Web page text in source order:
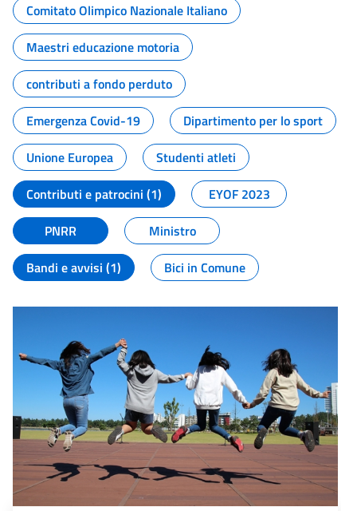
Comitato Olimpico Nazionale Italiano
Maestri educazione motoria
contributi a fondo perduto
Emergenza Covid-19
Dipartimento per lo sport
Unione Europea
Studenti atleti
Contributi e patrocini (1)
EYOF 2023
PNRR
Ministro
Bandi e avvisi (1)
Bici in Comune